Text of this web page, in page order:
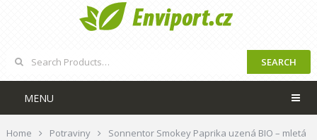
SEARCH
MENU
Home Potraviny
Sonnentor Smokey Paprika uzená BIO – mletá